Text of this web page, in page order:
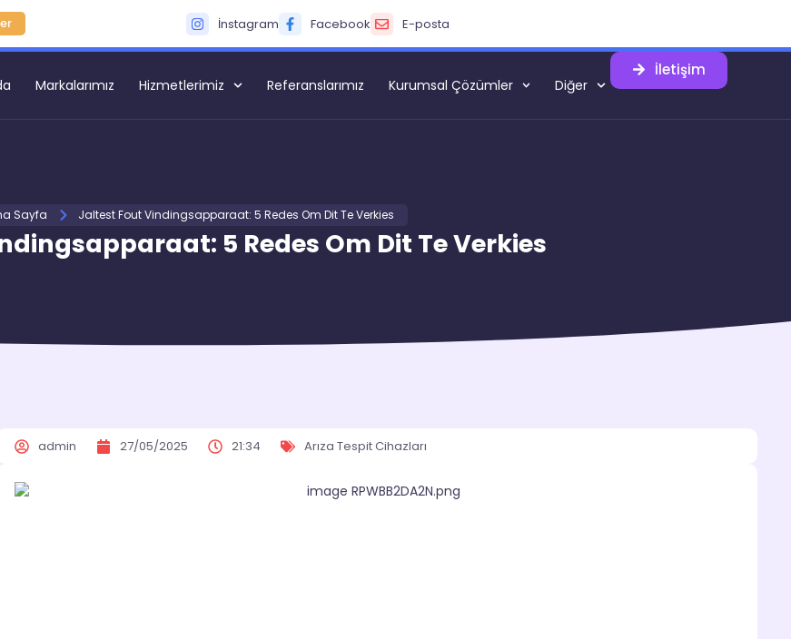
İnstagram Facebook E-posta
Markalarımız Hizmetlerimiz Referanslarımız Kurumsal Çözümler Diğer
İletişim
Sayfa Jaltest Fout Vindingsapparaat: 5 Redes Om Dit Te Verkies
5 Redes Om Dit Te Verkies
admin 27/05/2025 21:34 Arıza Tespit Cihazları